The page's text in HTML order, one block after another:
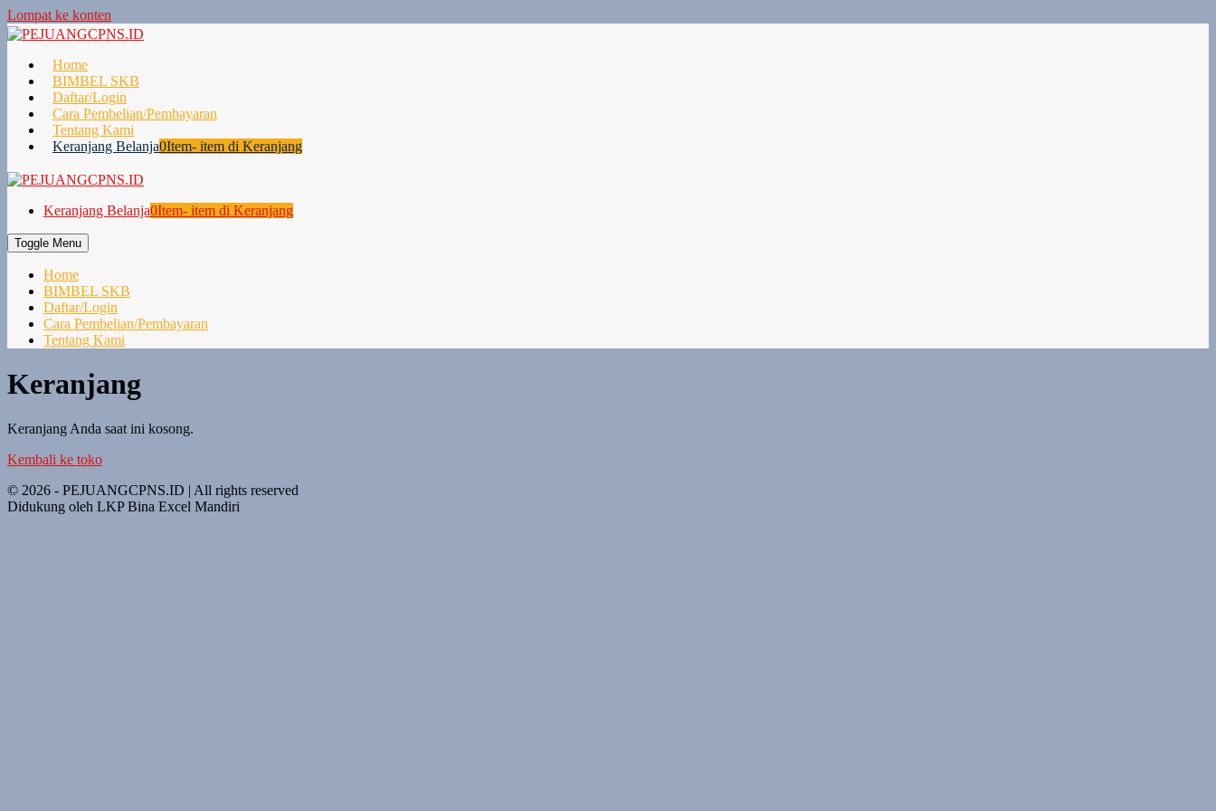
Lompat ke konten
Home
BIMBEL SKB
Daftar/Login
Cara Pembelian/Pembayaran
Tentang Kami
Keranjang Belanja0Item- item di Keranjang
Keranjang Belanja0Item- item di Keranjang
Toggle Menu
Home
BIMBEL SKB
Daftar/Login
Cara Pembelian/Pembayaran
Tentang Kami
Keranjang
Keranjang Anda saat ini kosong.
Kembali ke toko
© 2026 - PEJUANGCPNS.ID | All rights reserved
Didukung oleh LKP Bina Excel Mandiri